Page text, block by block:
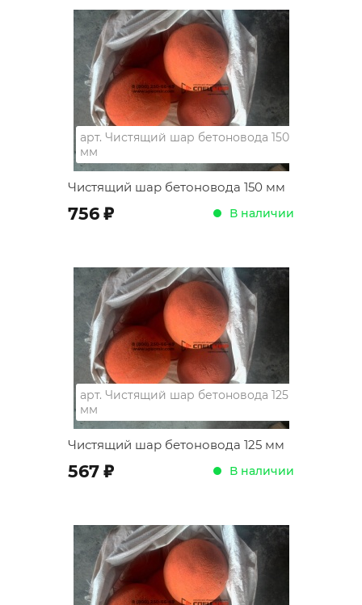
арт. Чистящий шар бетоновода 150
мм
Чистящий шар бетоновода 150 мм
756 ; В наличии
арт. Чистящий шар бетоновода 125
мм
Чистящий шар бетоновода 125 мм
567 ; В наличии